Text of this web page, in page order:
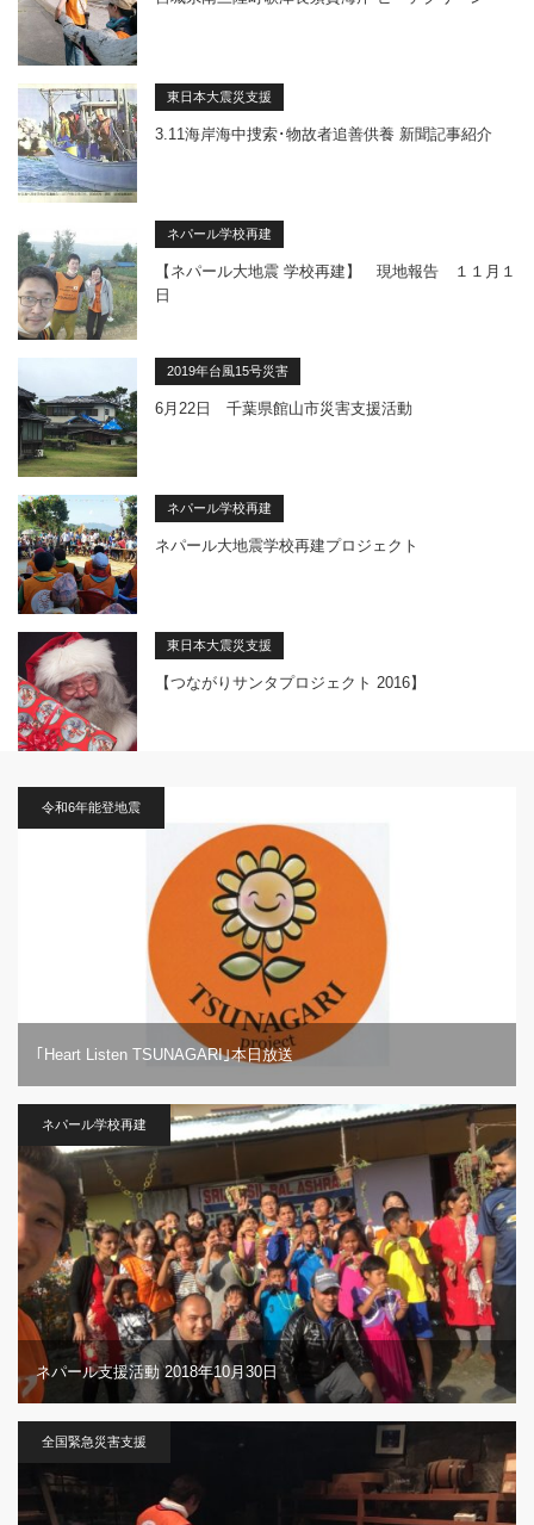
東日本大震災支援
3.11海岸海中捜索･物故者追善供養 新聞記事紹介
ネパール学校再建
【ネパール大地震 学校再建】 現地報告 １１月１
日
2019年台風15号災害
6月22日 千葉県館山市災害支援活動
ネパール学校再建
ネパール大地震学校再建プロジェクト
東日本大震災支援
【つながりサンタプロジェクト 2016】
令和6年能登地震
｢Heart Listen TSUNAGARI｣本日放送
ネパール学校再建
ネパール支援活動 2018年10月30日
全国緊急災害支援